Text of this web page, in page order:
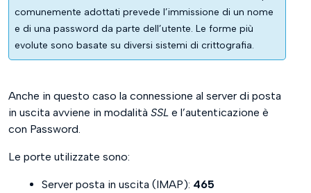
comunemente adottati prevede l’immissione di un nome
e di una password da parte dell’utente. Le forme più
evolute sono basate su diversi sistemi di crittografia.
Anche in questo caso la connessione al server di posta
in uscita avviene in modalità SSL e l’autenticazione è
con Password.
Le porte utilizzate sono:
Server posta in uscita (IMAP): 465